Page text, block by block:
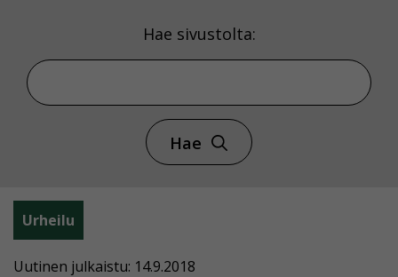
Hae sivustolta:
Hae
Urheilu
Uutinen julkaistu: 14.9.2018